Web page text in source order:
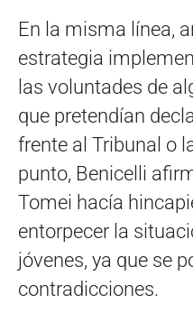
En la misma línea,
estrategia
las voluntades de
que pretendían
frente al Tribunal o
punto, Benicelli
Tomei hacía
entorpecer la
jóvenes, ya que se
contradicciones.